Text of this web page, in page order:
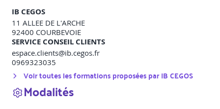
IB CEGOS
11 ALLEE DE L'ARCHE
92400 COURBEVOIE
SERVICE CONSEIL CLIENTS
espace.clients@ib.cegos.fr
0969323035
Voir toutes les formations proposées parIB CEGOS
Modalités